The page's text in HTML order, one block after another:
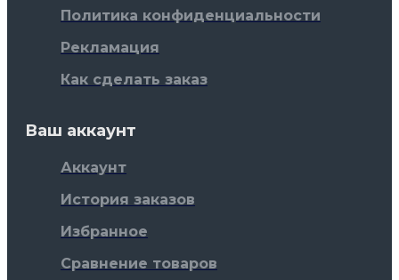
Политика конфиденциальности
Рекламация
Как сделать заказ
Ваш аккаунт
Аккаунт
История заказов
Избранное
Сравнение товаров